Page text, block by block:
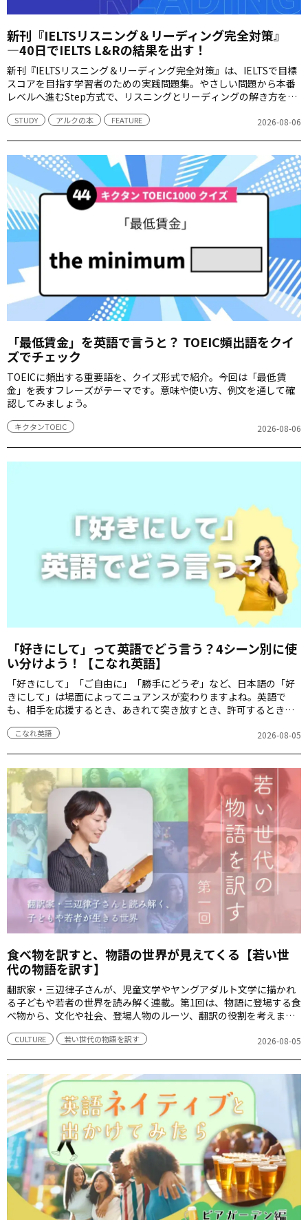
新刊『IELTSリスニング＆リーディング完全対策』
―40日でIELTS L&Rの結果を出す！
新刊『IELTSリスニング＆リーディング完全対策』は、IELTSで目標
スコアを目指す学習者のための実践問題集。やさしい問題から本番
レベルへ進むStep方式で、リスニングとリーディングの解き方を最
STUDY アルクの本 FEATURE 2026-08-06
「最低賃金」を英語で言うと？ TOEIC頻出語をクイ
ズでチェック
TOEICに頻出する重要語を、クイズ形式で紹介。今回は「最低賃
金」を表すフレーズがテーマです。意味や使い方、例文を通して確
認してみましょう。
キクタンTOEIC 2026-08-06
「好きにして」って英語でどう言う？4シーン別に使
い分けよう！【こなれ英語】
「好きにして」「ご自由に」「勝手にどうぞ」など、日本語の「好
きにして」は場面によってニュアンスが変わりますよね。英語で
も、相手を応援するとき、あきれて突き放すとき、許可するときな
SNSでよく使われる「好きにして」を表す英語表現を4シーン別に紹
こなれ英語 2026-08-05
食べ物を訳すと、物語の世界が見えてくる【若い世
代の物語を訳す】
翻訳家・三辺律子さんが、児童文学やヤングアダルト文学に描かれ
る子どもや若者の世界を読み解く連載。第1回は、物語に登場する食
べ物から、文化や社会、登場人物のルーツ、翻訳の役割を考えま
CULTURE 若い世代の物語を訳す 2026-08-05